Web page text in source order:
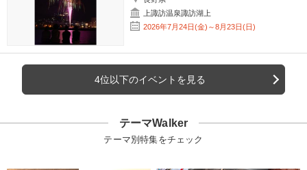
上諏訪温泉諏訪湖上
2026年7月24日(金)～8月23日(日)
4位以下のイベントを見る
テーマWalker
テーマ別特集をチェック